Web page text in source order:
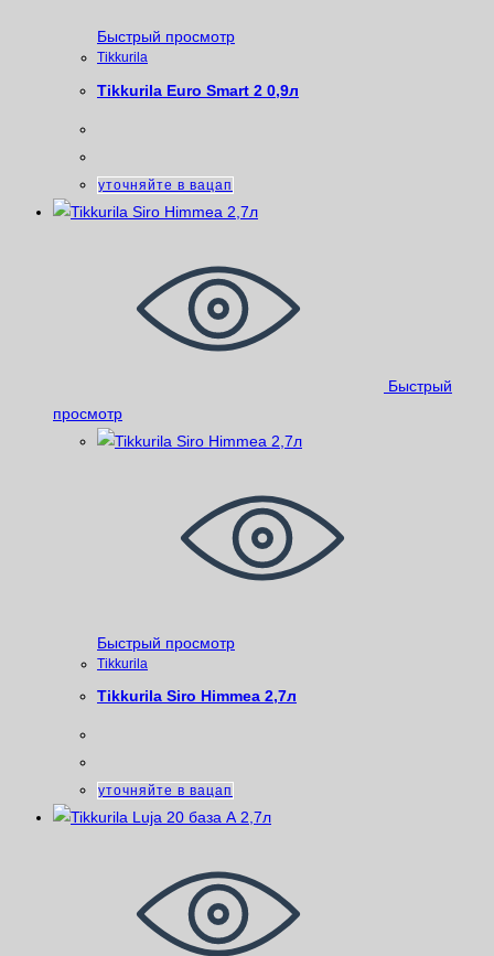
Быстрый просмотр
Tikkurila
Tikkurila Euro Smart 2 0,9л
уточняйте в вацап
Быстрый
просмотр
Быстрый просмотр
Tikkurila
Tikkurila Siro Himmea 2,7л
уточняйте в вацап